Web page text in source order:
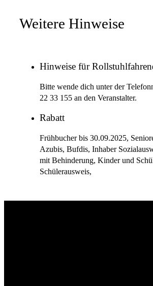
Weitere Hinweise
Hinweise für
Bitte wende dich unter der
22 33 155 an den Veranstalter.
Rabatt
Frühbucher bis 30.09.2025,
Azubis, Bufdis, Inhaber
mit Behinderung, Kinder und
Schülerausweis,